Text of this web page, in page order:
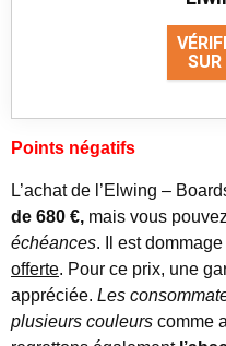
Points négatifs
L’achat de l’Elwing –
de 680 €, mais vous pouvez
échéances. Il est
offerte. Pour ce prix, une
appréciée. Les
plusieurs couleurs comme